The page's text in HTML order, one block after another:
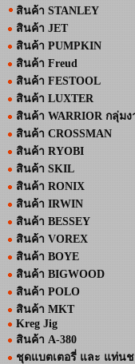
สินค้า STANLEY
สินค้า JET
สินค้า PUMPKIN
สินค้า Freud
สินค้า FESTOOL
สินค้า LUXTER
สินค้า WARRIOR กลุ่ม
สินค้า CROSSMAN
สินค้า RYOBI
สินค้า SKIL
สินค้า RONIX
สินค้า IRWIN
สินค้า BESSEY
สินค้า VOREX
สินค้า BOYE
สินค้า BIGWOOD
สินค้า POLO
สินค้า MKT
Kreg Jig
สินค้า A-380
ชุดแบตเตอรี่ และ แท่นช